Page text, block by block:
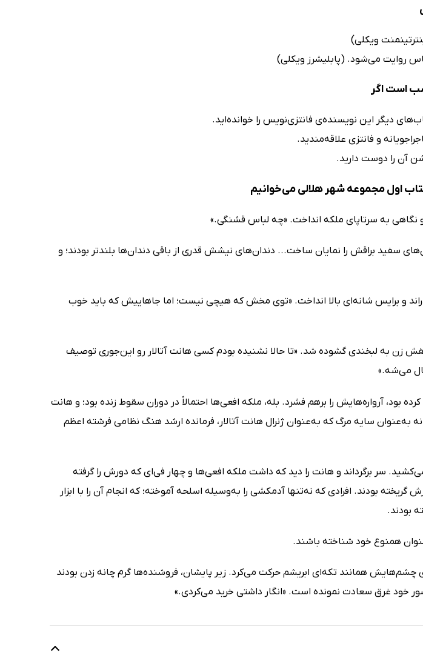
ویکلی)
روایت می‌شود. (پابلیشرز ویکلی)
است اگر
دیگر این نویسنده‌ی فانتزی‌نویس را خوانده‌اید.
و فانتزی علاقه‌مندید.
آن را دوست دارید.
اول مجموعه شهر هلالی می‌خوانیم
نگاهی به سرتاپای ملکه انداخت. «چه لباس قشنگی.»
سفید براقش را نمایان ساخت... دندان‌های نیشش قدری از باقی دندان‌ها بلندتر بودند؛ و
و برایس شانه‌ای بالا انداخت. «توی مخش که هیچی نیست؛ اما جاهاییش که باید خوب
زن به لبخندی گشوده شد. «تا حالا نشنیده بودم کسی هانت آتالار رو این‌جوری توصیف
می‌شه.»
بود، آرواره‌هایش را برهم فشرد. بله، ملکه افعی‌ها احتمالاً در دوران سقوط زنده بود؛ و هانت
سایه مرگ که به‌عنوان ژنرال هانت آتالار، فرمانده ارشد هنگ نظامی فرشته اعظم
سر برگرداند و هانت را دید که داشت ملکه افعی‌ها و چهار فی‌ای که دورش را گرفته
گریخته بودند. افرادی که نه‌تنها آدمکشی را به‌وسیله اسلحه آموخته؛ که انجام آن را با ابزار
بودند.
همنوع خود شناخته باشند.
همانند تکه‌ای ابریشم حرکت می‌کرد. زیر پایشان، فروشنده‌ها گرم چانه زدن بودند
خود غرق سعادت نمونده است. «انگار داشتی خرید می‌کردی.»